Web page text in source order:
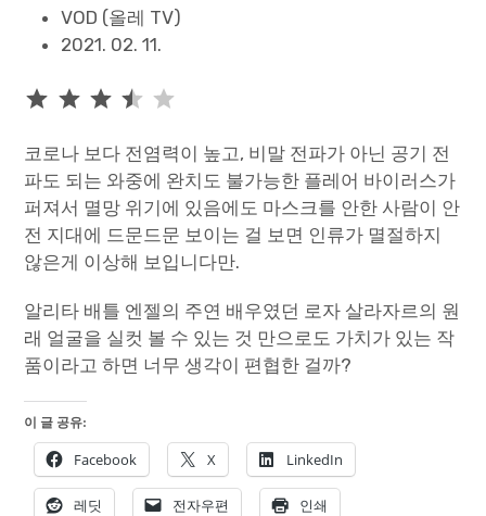
VOD (올레 TV)
2021. 02. 11.
⭐⭐ ⭐
코로나 보다 전염력이 높고, 비말 전파가 아닌 공기 전
파도 되는 와중에 완치도 불가능한 플레어 바이러스가
퍼져서 멸망 위기에 있음에도 마스크를 안한 사람이 안
전 지대에 드문드문 보이는 걸 보면 인류가 멸절하지
않은게 이상해 보입니다만.
알리타 배틀 엔젤의 주연 배우였던 로자 살라자르의 원
래 얼굴을 실컷 볼 수 있는 것 만으로도 가치가 있는 작
품이라고 하면 너무 생각이 편협한 걸까?
이 글 공유:
Facebook X LinkedIn
레딧 전자우편 인쇄